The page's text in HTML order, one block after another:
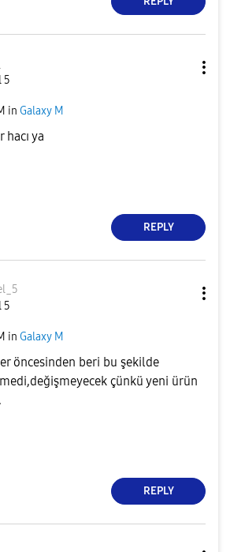
5
in Galaxy M
ya
REPLY
5
in Galaxy M
öncesinden beri bu şekilde
çünkü yeni ürün
REPLY